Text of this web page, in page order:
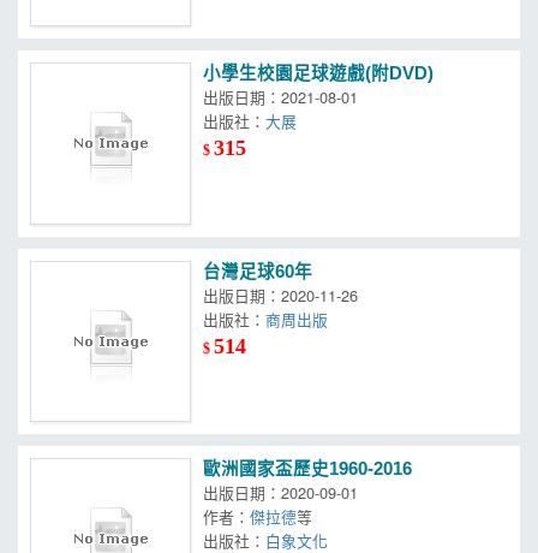
小學生校園足球遊戲(附DVD)
出版日期：2021-08-01
出版社：
$315
台灣足球60年
出版日期：2020-11-26
出版社：商周出版
$514
歐洲國家盃歷史1960-2016
出版日期：2020-09-01
作者：傑拉德等
出版社：